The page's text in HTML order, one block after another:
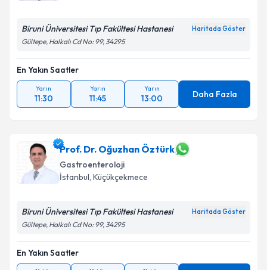
Biruni Üniversitesi Tıp Fakültesi Hastanesi Haritada Göster
Gültepe, Halkalı Cd No: 99, 34295
En Yakın Saatler
Yarın
11:30
Yarın
11:45
Yarın
13:00 Daha Fazla
Prof. Dr. Oğuzhan Öztürk
Gastroenteroloji
İstanbul, Küçükçekmece
Biruni Üniversitesi Tıp Fakültesi Hastanesi Haritada Göster
Gültepe, Halkalı Cd No: 99, 34295
En Yakın Saatler